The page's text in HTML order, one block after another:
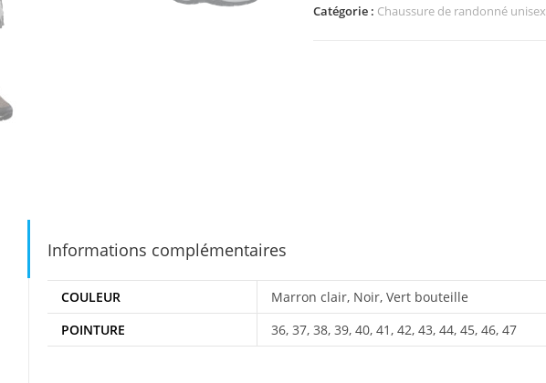
Catégorie : Chaussure de randonné unisex
Informations complémentaires
COULEUR
Marron clair, Noir, Vert bouteille
POINTURE
36, 37, 38, 39, 40, 41, 42, 43, 44, 45, 46, 47